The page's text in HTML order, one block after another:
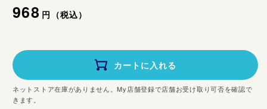
通
価
格
968円（税込）
カートに入れる
ネットストア在庫がありません。My店舗登録で店舗お受け取り可否を確認で
きます。